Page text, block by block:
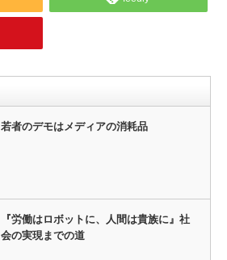
若者のデモはメディアの消耗品
『労働はロボットに、人間は貴族に』社
会の実現までの道